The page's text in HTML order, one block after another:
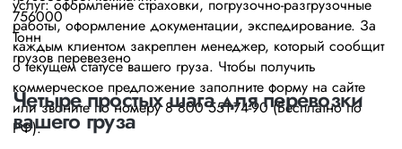
услуг: оформление страховки, погрузочно-разгрузочные
работы, оформление документации, экспедирование. За
каждым клиентом закреплен менеджер, который сообщит
о текущем статусе вашего груза. Чтобы получить
коммерческое предложение заполните форму на сайте
или звоните по номеру 8 800 551-74-90 (Бесплатно по
РФ).
756000
Тонн
грузов перевезено
Четыре простых шага для перевозки
вашего груза